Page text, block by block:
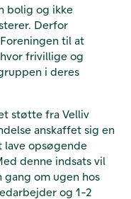
bolig og ikke
Derfor
til at
frivillige og
i deres
støtte fra Velliv
anskaffet sig en
opsøgende
denne indsats vil
om ugen hos
og 1-2